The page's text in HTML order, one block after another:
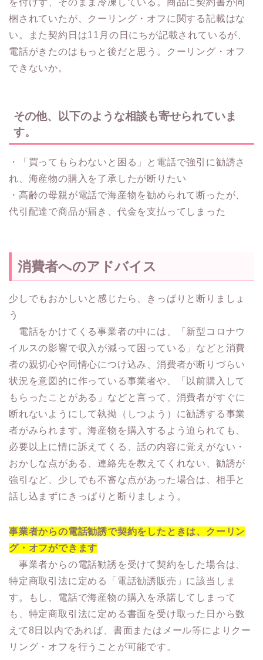
を付けず、そのまま冷凍している。商品に契約書が同
梱されていたが、クーリング・オフに関する記載はな
い。また契約日は11月の日にちが記載されているが、
電話がきたのはもっと後だと思う。クーリング・オフ
できないか。
その他、以下のような相談も寄せられていま
す。
・「買ってもらわないと困る」と電話で強引に勧誘さ
れ、海産物の購入を了承したが断りたい
・高齢の母親が電話で海産物を勧められて断ったが、
代引配達で商品が届き、代金を支払ってしまった
消費者へのアドバイス
少しでもおかしいと感じたら、きっぱりと断りましょ
う
電話をかけてくる事業者の中には、「新型コロナウ
イルスの影響で収入が減って困っている」などと消費
者の親切心や同情心につけ込み、消費者が断りづらい
状況を意図的に作っている事業者や、「以前購入して
もらったことがある」などと言って、消費者がすぐに
断れないようにして執拗（しつよう）に勧誘する事業
者がみられます。海産物を購入するよう迫られても、
必要以上に情に訴えてくる、話の内容に覚えがない・
おかしな点がある、連絡先を教えてくれない、勧誘が
強引など、少しでも不審な点があった場合は、相手と
話し込まずにきっぱりと断りましょう。
事業者からの電話勧誘で契約をしたときは、クーリン
グ・オフができます
事業者からの電話勧誘を受けて契約をした場合は、
特定商取引法に定める「電話勧誘販売」に該当しま
す。もし、電話で海産物の購入を承諾してしまって
も、特定商取引法に定める書面を受け取った日から数
えて8日以内であれば、書面またはメール等によりクー
リング・オフを行うことが可能です。